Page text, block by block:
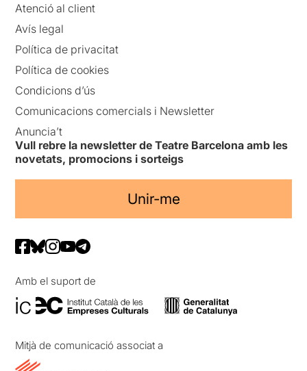
Atenció al client
Avís legal
Política de privacitat
Política de cookies
Condicions d’ús
Comunicacions comercials i Newsletter
Anuncia’t
Vull rebre la newsletter de Teatre Barcelona amb les
novetats, promocions i sorteigs
Unir-me
Amb el suport de
Mitjà de comunicació associat a